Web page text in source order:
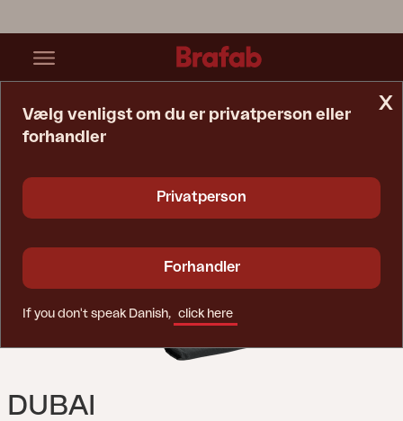
DUBAI
x
Vælg venligst om du er privatperson eller
forhandler
Privatperson
Forhandler
If you don't speak Danish, click here